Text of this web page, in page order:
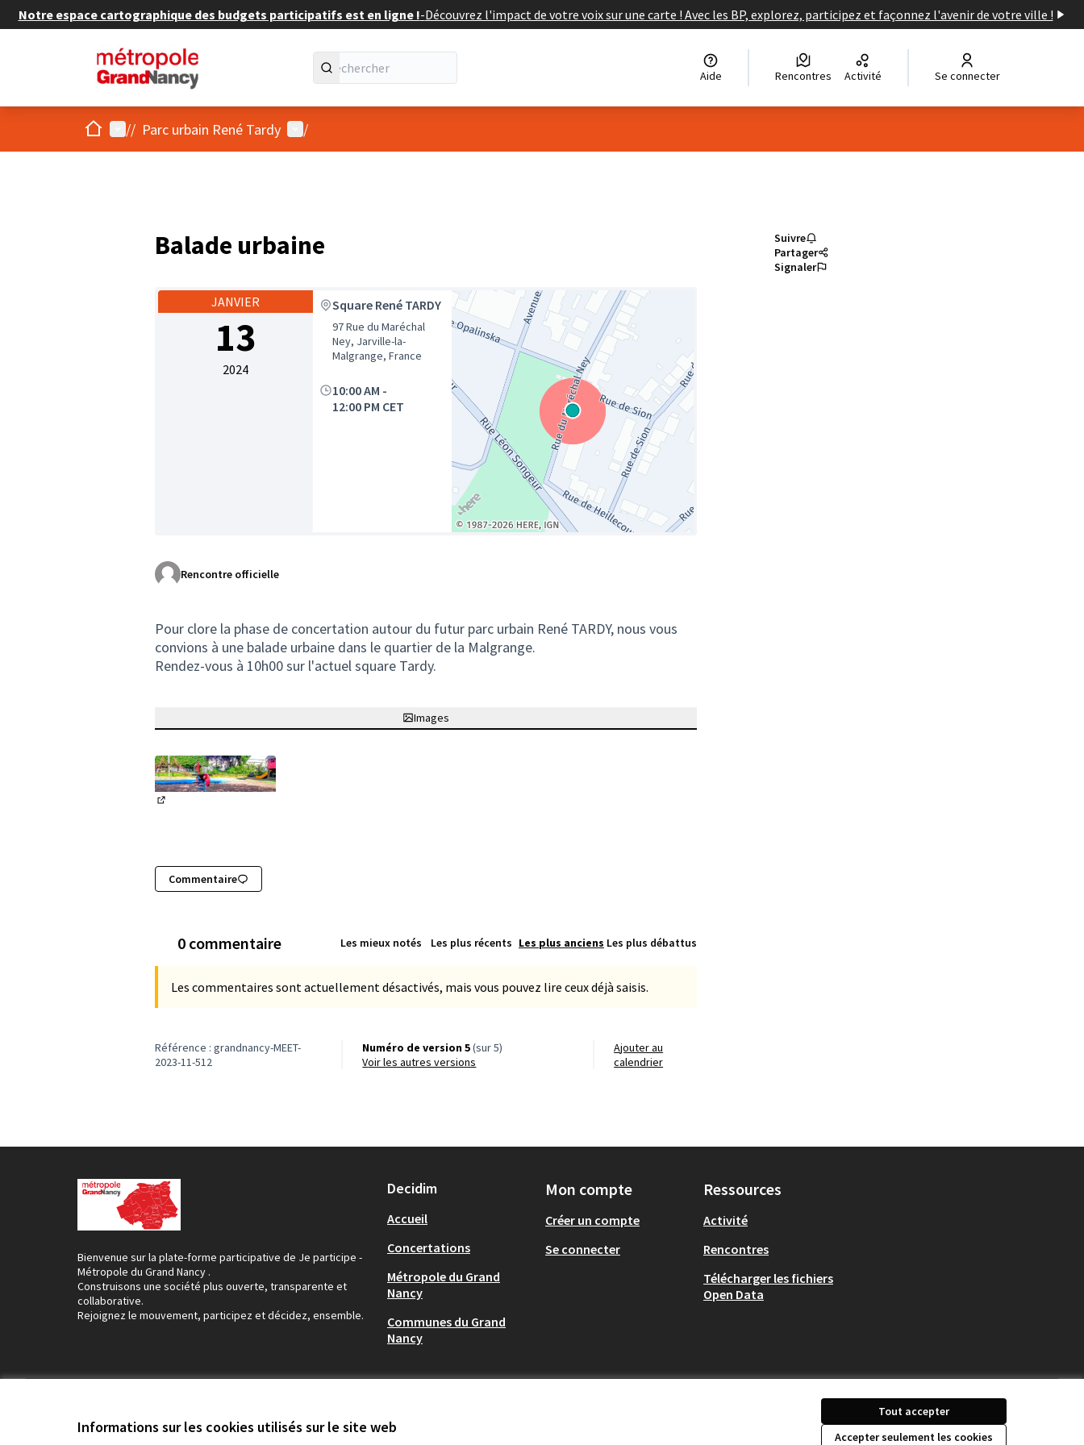
Informations sur les cookies utilisés sur le site web
Tout accepter
Accepter seulement les cookies
Notre espace cartographique des budgets participatifs est en ligne !-Découvrez l'impact de votre voix sur une carte ! Avec les BP, explorez, participez et façonnez l'avenir de votre ville !
Aide Rencontres Activité Se connecter
AccueilMenu principal
// Parc urbain René Tardy Menu utilisateur
/
Balade urbaine
JANVIER
13
2024
Square René TARDY
97 Rue du Maréchal
Ney, Jarville-la-
Malgrange, France
10:00 AM -
12:00 PM CET
Rencontre officielle
Pour clore la phase de concertation autour du futur parc urbain René TARDY, nous vous
convions à une balade urbaine dans le quartier de la Malgrange.
Rendez-vous à 10h00 sur l'actuel square Tardy.
Images
Commentaire
Suivre
Partager
Signaler
0 commentaire Les mieux notés Les plus récents Les plus anciens Les plus débattus
Les commentaires sont actuellement désactivés, mais vous pouvez lire ceux déjà saisis.
Référence : grandnancy-MEET-
2023-11-512
Numéro de version 5(sur 5)
voir les autres versions
Ajouter au
calendrier
Bienvenue sur la plate-forme participative de Je participe -
Métropole du Grand Nancy .
Construisons une société plus ouverte, transparente et
collaborative.
Rejoignez le mouvement, participez et décidez, ensemble.
Decidim
Accueil
Concertations
Métropole du Grand
Nancy
Communes du Grand
Nancy
Mon compte
Créer un compte
Se connecter
Ressources
Activité
Rencontres
Télécharger les fichiers
Open Data